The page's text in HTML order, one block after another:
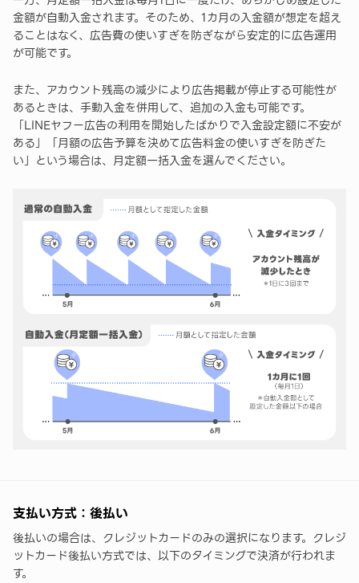
金額が自動入金されます。そのため、1カ月の入金額が想定を超え
ることはなく、広告費の使いすぎを防ぎながら安定的に広告運用
が可能です。
また、アカウント残高の減少により広告掲載が停止する可能性が
あるときは、手動入金を併用して、追加の入金も可能です。
「LINEヤフー広告の利用を開始したばかりで入金設定額に不安が
ある」「月額の広告予算を決めて広告料金の使いすぎを防ぎた
い」という場合は、月定額一括入金を選んでください。
支払い方式：後払い
後払いの場合は、クレジットカードのみの選択になります。クレジ
ットカード後払い方式では、以下のタイミングで決済が行われま
す。